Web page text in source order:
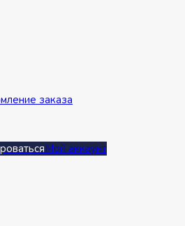
заказа
Мой аккаунт